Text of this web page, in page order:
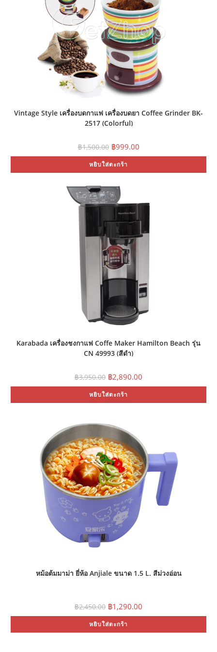
Vintage Style เครื่องบดกาแฟ เครื่องบดยา Coffee Grinder BK-
2517 (Colorful)
฿1,500.00 Original
price
was:
฿1,500.00.
฿999.00Current
price
is:
หยิบใส่ตะกร้า
Karabada เครื่องชงกาแฟ Coffe Maker Hamilton Beach รุ่น
CN 49993 (สีดำ)
฿3,950.00 Original
price
was:
฿3,950.00.
฿2,890.00
is:
หยิบใส่ตะกร้า
หม้อต้มมาม่า ยี่ห้อ Anjiale ขนาด 1.5 L. สีม่วงอ่อน
฿2,450.00 Original
price
was:
฿2,450.00.
฿1,290.00
is:
หยิบใส่ตะกร้า